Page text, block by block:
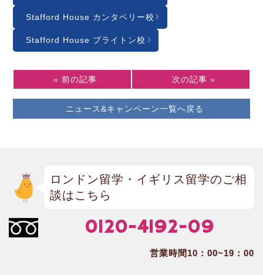
Stafford House カンタベリー校
Stafford House ブライトン校
« 前の記事
ニュース&キャンペーン一覧へ戻る
次の記事 »
ロンドン留学・イギリス留学のご相
談はこちら
0120-4192-09
営業時間10：00~19：00